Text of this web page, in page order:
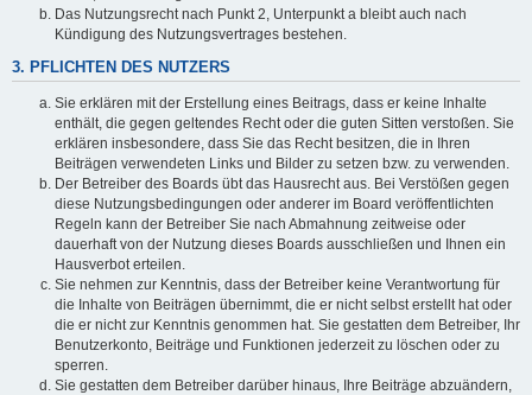
Das Nutzungsrecht nach Punkt 2, Unterpunkt a bleibt auch nach
Kündigung des Nutzungsvertrages bestehen.
3. PFLICHTEN DES NUTZERS
Sie erklären mit der Erstellung eines Beitrags, dass er keine Inhalte
enthält, die gegen geltendes Recht oder die guten Sitten verstoßen. Sie
erklären insbesondere, dass Sie das Recht besitzen, die in Ihren
Beiträgen verwendeten Links und Bilder zu setzen bzw. zu verwenden.
Der Betreiber des Boards übt das Hausrecht aus. Bei Verstößen gegen
diese Nutzungsbedingungen oder anderer im Board veröffentlichten
Regeln kann der Betreiber Sie nach Abmahnung zeitweise oder
dauerhaft von der Nutzung dieses Boards ausschließen und Ihnen ein
Hausverbot erteilen.
Sie nehmen zur Kenntnis, dass der Betreiber keine Verantwortung für
die Inhalte von Beiträgen übernimmt, die er nicht selbst erstellt hat oder
die er nicht zur Kenntnis genommen hat. Sie gestatten dem Betreiber, Ihr
Benutzerkonto, Beiträge und Funktionen jederzeit zu löschen oder zu
sperren.
Sie gestatten dem Betreiber darüber hinaus, Ihre Beiträge abzuändern,